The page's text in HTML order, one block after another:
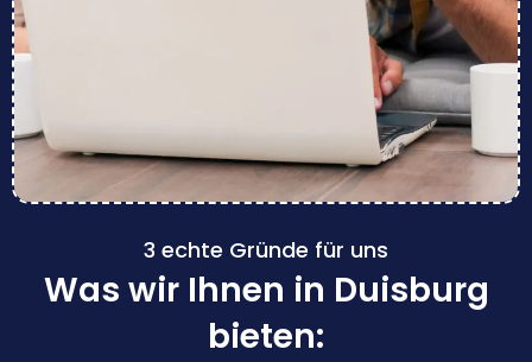
3 echte Gründe für uns
Was wir Ihnen in Duisburg
bieten: